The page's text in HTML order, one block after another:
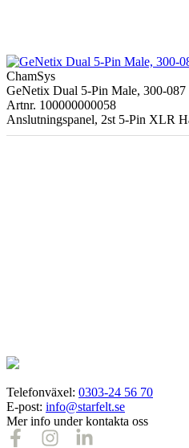
ChamSys
GeNetix Dual 5-Pin Male, 300-087
Artnr. 100000000058
Anslutningspanel, 2st 5-Pin XLR
Telefonväxel: 0303-24 56 70
E-post: info@starfelt.se
Mer info under kontakta oss